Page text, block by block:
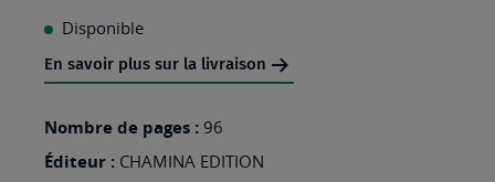
Disponible
En savoir plus sur la livraison
Nombre de pages : 96
Éditeur : CHAMINA EDITION